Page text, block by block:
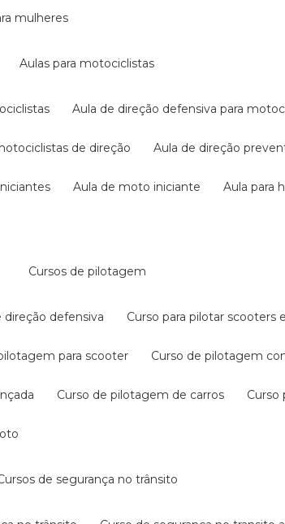
mulheres
aulas para motociclistas
aula de direção defensiva para
de direção aula de direção
aula de moto iniciante aula
cursos de pilotagem
direção defensiva curso para pilotar
para scooter curso de pilotagem
curso de pilotagem de carros
cursos de segurança no trânsito